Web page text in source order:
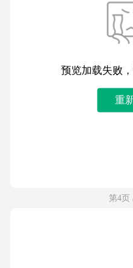
预览加载失败
重
第4页